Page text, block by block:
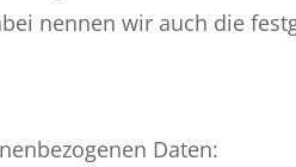
nennen wir auch die
Daten: